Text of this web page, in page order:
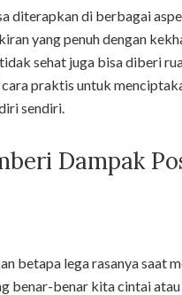
diterapkan di berbagai
yang penuh dengan
sehat juga bisa diberi
praktis untuk
sendiri.
Dampak
betapa lega rasanya saat
benar-benar kita cintai